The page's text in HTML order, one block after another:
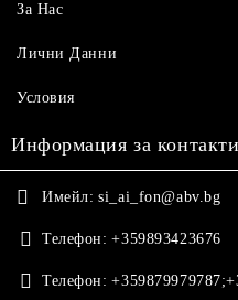
За Нас
Лични Данни
Условия
Информация за
Имейл: si_ai_fon@abv.bg
Телефон: +359893423676
Телефон: